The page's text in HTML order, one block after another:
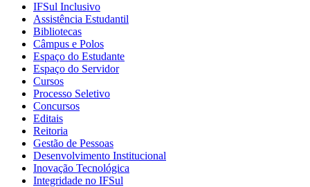
IFSul Inclusivo
Assistência Estudantil
Bibliotecas
Câmpus e Polos
Espaço do Estudante
Espaço do Servidor
Cursos
Processo Seletivo
Concursos
Editais
Reitoria
Gestão de Pessoas
Desenvolvimento Institucional
Inovação Tecnológica
Integridade no IFSul